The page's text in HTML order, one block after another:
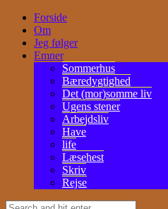
Forside
Om
Jeg følger
Emner
Sommerhus
Bæredygtighed
Det (mor)somme liv
Ugens stener
Arbejdsliv
Have
life
Læsehest
Skriv
Rejse